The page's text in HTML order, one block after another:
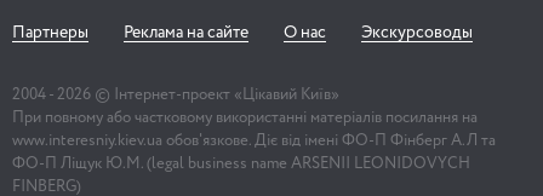
Партнеры Реклама на сайте О нас Экскурсоводы
2004 - 2026 © Інтернет-проект «Цікавий Київ»
При повному або частковому використанні матеріалів посилання на
www.interesniy.kiev.ua обов'язкове. Діє від імені ФО-П Фінберг А.Л та
ФО-П Ліщук Ю.М. (legal business name ARSENII LEONIDOVYCH
FINBERG)